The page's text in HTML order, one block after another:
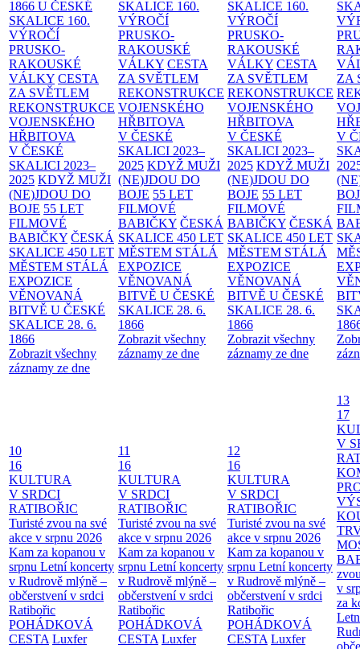
1866 U ČESKÉ
SKALICE 160.
VÝROČÍ
PRUSKO-
RAKOUSKÉ
VÁLKY CESTA
ZA SVĚTLEM
REKONSTRUKCE
VOJENSKÉHO
HŘBITOVA
V ČESKÉ
SKALICI 2023–
2025 KDYŽ MUŽI
(NE)JDOU DO
BOJE 55 LET
FILMOVÉ
BABIČKY ČESKÁ
SKALICE 450 LET
MĚSTEM STÁLÁ
EXPOZICE
VĚNOVANÁ
BITVĚ U ČESKÉ
SKALICE 28. 6.
1866
Zobrazit všechny
záznamy ze dne
SKALICE 160.
VÝROČÍ
PRUSKO-
RAKOUSKÉ
VÁLKY CESTA
ZA SVĚTLEM
REKONSTRUKCE
VOJENSKÉHO
HŘBITOVA
V ČESKÉ
SKALICI 2023–
2025 KDYŽ MUŽI
(NE)JDOU DO
BOJE 55 LET
FILMOVÉ
BABIČKY ČESKÁ
SKALICE 450 LET
MĚSTEM STÁLÁ
EXPOZICE
VĚNOVANÁ
BITVĚ U ČESKÉ
SKALICE 28. 6.
1866
Zobrazit všechny
záznamy ze dne
SKALICE 160.
VÝROČÍ
PRUSKO-
RAKOUSKÉ
VÁLKY CESTA
ZA SVĚTLEM
REKONSTRUKCE
VOJENSKÉHO
HŘBITOVA
V ČESKÉ
SKALICI 2023–
2025 KDYŽ MUŽI
(NE)JDOU DO
BOJE 55 LET
FILMOVÉ
BABIČKY ČESKÁ
SKALICE 450 LET
MĚSTEM STÁLÁ
EXPOZICE
VĚNOVANÁ
BITVĚ U ČESKÉ
SKALICE 28. 6.
1866
Zobrazit všechny
záznamy ze dne
ZA
V
10
16
KULTURA
V SRDCI
RATIBOŘIC
Turisté zvou na své
akce v srpnu 2026
Kam za kopanou v
srpnu Letní koncerty
v Rudrově mlýně –
občerstvení v srdci
Ratibořic
POHÁDKOVÁ
CESTA Luxfer
11
16
KULTURA
V SRDCI
RATIBOŘIC
Turisté zvou na své
akce v srpnu 2026
Kam za kopanou v
srpnu Letní koncerty
v Rudrově mlýně –
občerstvení v srdci
Ratibořic
POHÁDKOVÁ
CESTA Luxfer
12
16
KULTURA
V SRDCI
RATIBOŘIC
Turisté zvou na své
akce v srpnu 2026
Kam za kopanou v
srpnu Letní koncerty
v Rudrově mlýně –
občerstvení v srdci
Ratibořic
POHÁDKOVÁ
CESTA Luxfer
13
17
V
v
za